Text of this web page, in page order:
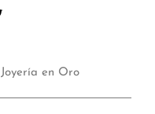
Joyería en Oro